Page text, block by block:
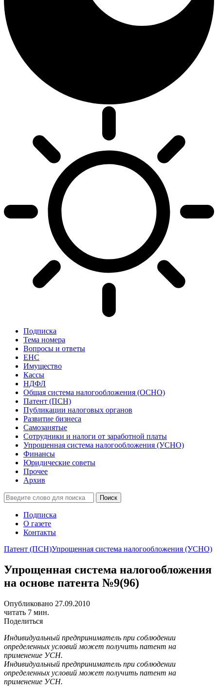
Подписка
Тема номера
Вопросы и ответы
ЕНС
Имущество
Кассы
НДФЛ
Общая система налогообложения (ОСНО)
Патент (ПСН)
Публикации налоговых органов
Развитие бизнеса
Самозанятые
Сотрудники и налоги от заработной платы
Упрощенная система налогообложения (УСНО)
Финансы
Юридические советы
Прочее
Архив
Подписка
О газете
Контакты
Патент (ПСН)Упрощенная система налогообложения (УСНО)
Упрощенная система налогообложения
на основе патента №9(96)
Опубликовано 27.09.2010
читать 7 мин.
Поделиться
Индивидуальный предприниматель при соблюдении
определенных условий может получить патент на
применение УСН.
Индивидуальный предприниматель при соблюдении
определенных условий может получить патент на
применение УСН.